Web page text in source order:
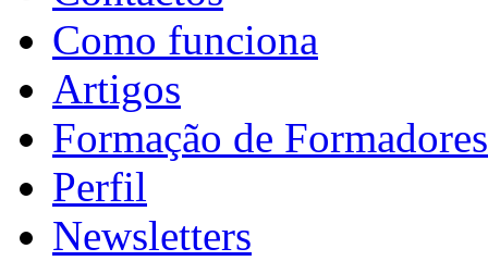
Como funciona
Artigos
Formação de Formadores
Perfil
Newsletters